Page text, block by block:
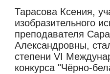
Тарасова Ксения,
изобразительного
преподавателя
Александровны,
степени VI
конкурса "Чёрно-